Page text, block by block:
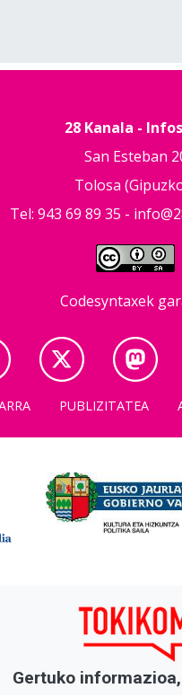
28 Kanala -
San Esteban
Tolosa
Tel: 943 69 89 35 -
Codesyntaxek
PUBLIZITATEA
Gertuko